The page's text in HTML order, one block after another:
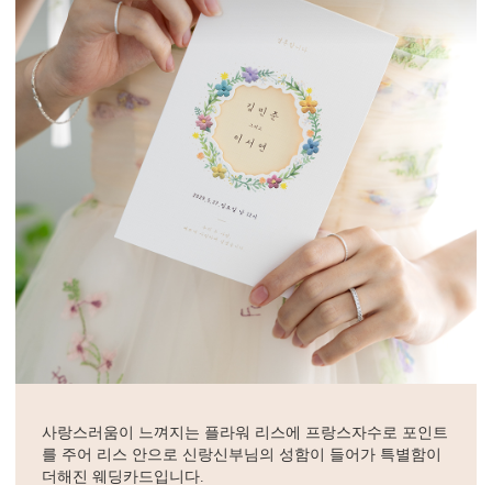
사랑스러움이 느껴지는 플라워 리스에 프랑스자수로 포인트
를 주어 리스 안으로 신랑신부님의 성함이 들어가 특별함이
더해진 웨딩카드입니다.